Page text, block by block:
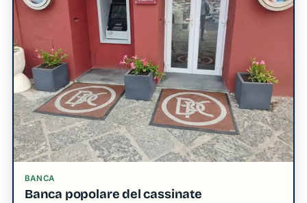
BANCA
Banca popolare del cassinate